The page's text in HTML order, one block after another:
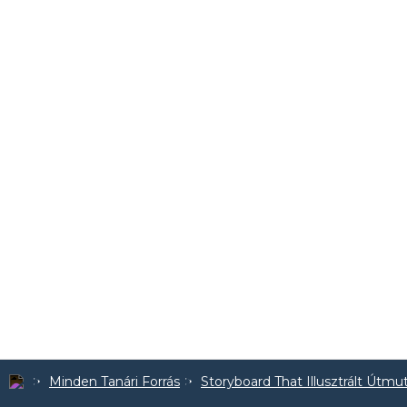
Minden Tanári Forrás Storyboard That Illusztrált